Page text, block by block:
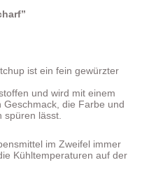
ist ein fein gewürzter
und wird mit einem
die Farbe und
lässt.
im Zweifel immer
Kühltemperaturen auf der